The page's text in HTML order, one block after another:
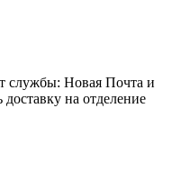
службы: Новая Почта и
на отделение